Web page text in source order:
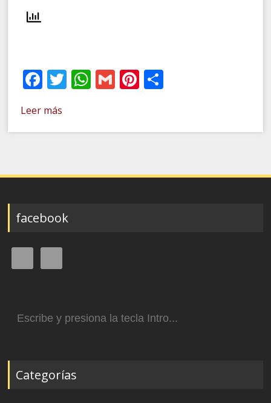
Facebook
Twitter
WhatsApp
GmailPinterest
Leer más
facebook
Categorías